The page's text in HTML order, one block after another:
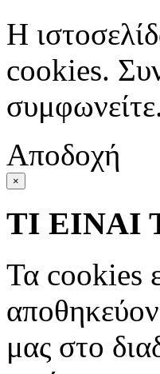
Η
cookies.
Αποδοχή
×
ΤΙ ΕΙΝΑΙ
Τα cookies
μας στο